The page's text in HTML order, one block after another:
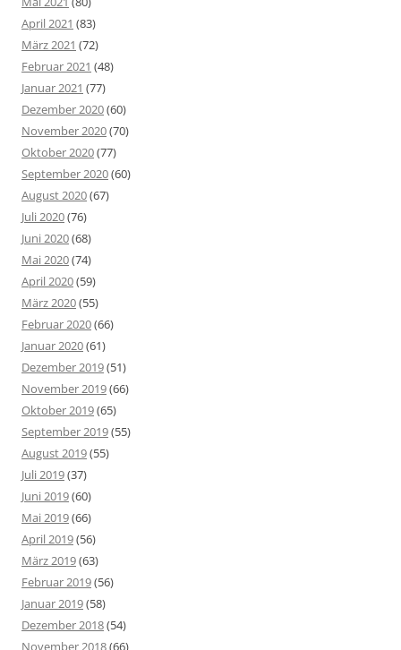
April 2021 (83)
März 2021 (72)
Februar 2021 (48)
Januar 2021 (77)
Dezember 2020(60)
November 2020(70)
Oktober 2020(77)
September 2020(60)
August 2020(67)
Juli 2020(76)
Juni 2020(68)
Mai 2020(74)
April 2020(59)
März 2020(55)
Februar 2020(66)
Januar 2020(61)
Dezember 2019(51)
November 2019(66)
Oktober 2019(65)
September 2019(55)
August 2019(55)
Juli 2019(37)
Juni 2019(60)
Mai 2019(66)
April 2019(56)
März 2019(63)
Februar 2019(56)
Januar 2019(58)
Dezember 2018(54)
November 2018(66)